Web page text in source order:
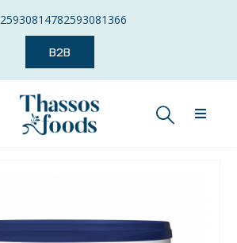
25930814782593081366
B2B